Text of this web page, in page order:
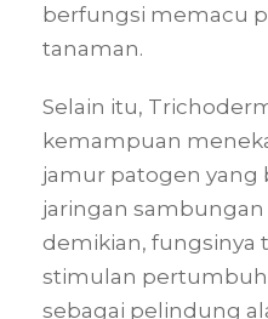
berfungsi memacu
tanaman.
Selain itu,
kemampuan
jamur patogen yang
jaringan
demikian, fungsinya
stimulan
sebagai pelindung